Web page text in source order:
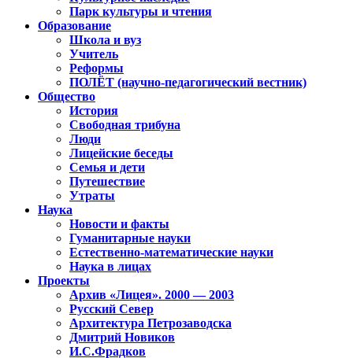
Парк культуры и чтения
Образование
Школа и вуз
Учитель
Реформы
ПОЛЁТ (научно-педагогический вестник)
Общество
История
Свободная трибуна
Люди
Лицейские беседы
Семья и дети
Путешествие
Утраты
Наука
Новости и факты
Гуманитарные науки
Естественно-математические науки
Наука в лицах
Проекты
Архив «Лицея». 2000 — 2003
Русский Север
Архитектура Петрозаводска
Дмитрий Новиков
И.С.Фрадков